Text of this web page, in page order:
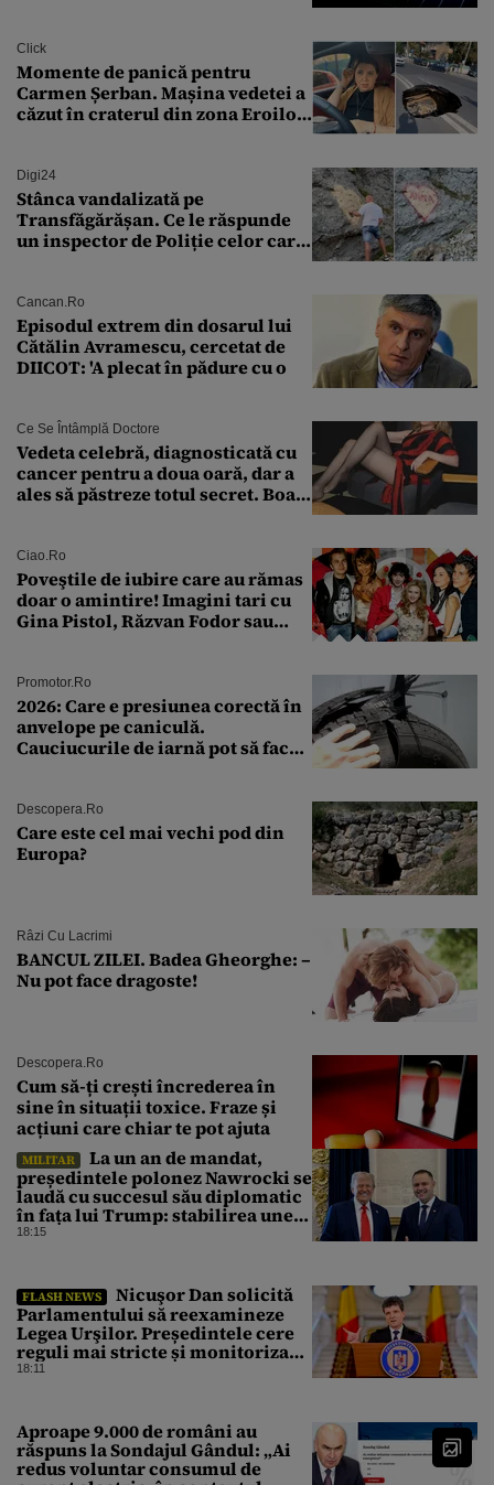
Click
Momente de panică pentru
Carmen Șerban. Mașina vedetei a
căzut în craterul din zona Eroilor:
Digi24
Stânca vandalizată pe
Transfăgărășan. Ce le răspunde
un inspector de Poliție celor care
Cancan.ro
Episodul extrem din dosarul lui
Cătălin Avramescu, cercetat de
DIICOT: 'A plecat în pădure cu o
Ce Se Întâmplă Doctore
Vedeta celebră, diagnosticată cu
cancer pentru a doua oară, dar a
ales să păstreze totul secret. Boala
Ciao.ro
Poveştile de iubire care au rămas
doar o amintire! Imagini tari cu
Gina Pistol, Răzvan Fodor sau
Promotor.ro
2026: Care e presiunea corectă în
anvelope pe caniculă.
Cauciucurile de iarnă pot să facă
Descopera.ro
Care este cel mai vechi pod din
Europa?
Râzi Cu Lacrimi
BANCUL ZILEI. Badea Gheorghe: –
Nu pot face dragoste!
Descopera.ro
Cum să-ți crești încrederea în
sine în situații toxice. Fraze și
acțiuni care chiar te pot ajuta
MILITAR
La un an de mandat,
președintele polonez Nawrocki se
laudă cu succesul său diplomatic
în fața lui Trump: stabilirea unei
prezențe americane permanente
18:15
FLASH NEWS
Nicuşor Dan solicită
Parlamentului să reexamineze
Legea Urşilor. Președintele cere
reguli mai stricte și monitorizare
în timp real
18:11
Aproape 9.000 de români au
răspuns la Sondajul Gândul: „Ai
redus voluntar consumul de